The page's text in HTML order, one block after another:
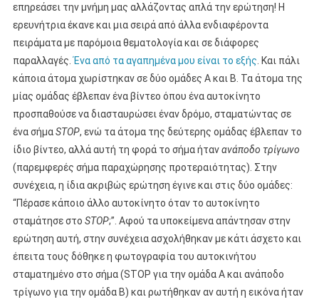
επηρεάσει την μνήμη μας αλλάζοντας απλά την ερώτηση! Η
ερευνήτρια έκανε και μια σειρά από άλλα ενδιαφέροντα
πειράματα με παρόμοια θεματολογία και σε διάφορες
παραλλαγές.Ένα από τα αγαπημένα μου είναι το εξής . Και πάλι
κάποια άτομα χωρίστηκαν σε δύο ομάδες Α και Β. Τα άτομα της
μίας ομάδας έβλεπαν ένα βίντεο όπου ένα αυτοκίνητο
προσπαθούσε να διασταυρώσει έναν δρόμο, σταματώντας σε
ένα σήμαSTOP, ενώ τα άτομα της δεύτερης ομάδας έβλεπαν το
ίδιο βίντεο, αλλά αυτή τη φορά το σήμα ήτανανάποδο τρίγωνο
(παρεμφερές σήμα παραχώρησης προτεραιότητας). Στην
συνέχεια, η ίδια ακριβώς ερώτηση έγινε και στις δύο ομάδες:
“Πέρασε κάποιο άλλο αυτοκίνητο όταν το αυτοκίνητο
σταμάτησε στο STOP;”. Αφού τα υποκείμενα απάντησαν στην
ερώτηση αυτή, στην συνέχεια ασχολήθηκαν με κάτι άσχετο και
έπειτα τους δόθηκε η φωτογραφία του αυτοκινήτου
σταματημένο στο σήμα (STOP για την ομάδα Α και ανάποδο
τρίγωνο για την ομάδα Β) και ρωτήθηκαν αν αυτή η εικόνα ήταν